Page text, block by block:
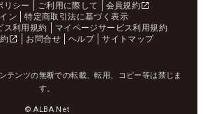
リシー
ご利用に際して
会員規約
ン
特定商取引法に基づく表示
ス利用規約
マイページサービス利用規約
お問合せ ヘルプ サイトマップ
テンツの無断での転載、転用、コピー等は禁じま
す。
© ALBA Net